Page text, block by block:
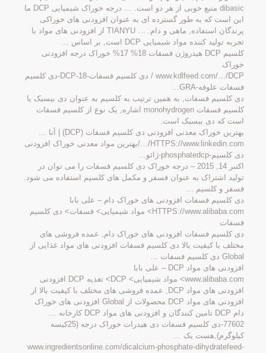
dibasic منبع خوبی از هر دو است. … درجه خوراک شیمیایی DCP ما
این است که به طور گسترده ای به عنوان افزودنی های خوراکی
پرندگان استفاده, ماهی و دام. … TIANYU از افزودنی های مواد با
تجربه تولید کننده مواد شیمیایی DCP است, بر اساس …
کلسیم DCP هیدروژن فسفات 18% 17% خوراک درجه افزودنی
خوراک
www.kdlfeed.com/…/DCP / دی کلسیم فسفات-DCP-18-دی کلسیم
فسفات علوفه-GRA…
دی کلسیم فسفات, به همین ترتیب به کلسیم به عنوان دی بیسیک یا
کلسیم فسفات monohydrogen اشاره, یک نوع از کلسیم فسفات
است که دی بیسیک است.
بهترین خوراک معدنی افزودنی دی کلسیم فسفات (DCP) | آنا …
HTTPS://www.linkedin.com/…/بهترین مواد معدنی خوراک افزودنی
دی کلسیم-phosphatedcp-ژائو…
اکتبر 14, 2015 – درجه خوراک دی کلسیم فسفات را می توان در
تولید اشتراک به عنوان فسفر و مکمل های کلسیم استفاده می شود.
فسفر و کلسیم …
دی کلسیم فسفات افزودنی های خوراک دام – علی بابا
HTTPS://www.alibaba.com> مواد شیمیایی> فسفات> دی کلسیم
فسفات
دی کلسیم فسفات افزودنی های خوراک دام, عمده فروشی های
مختلف با کیفیت بالا دی کلسیم فسفات افزودنی های مواد غذایی از
Global دی کلسیم فسفات …
افزودنی های مواد DCP – علی بابا
www.alibaba.com> مواد شیمیایی> DCP> تغذیه DCP افزودنی
افزودنی های مواد DCP, عمده فروشی های مختلف با کیفیت بالا از
افزودنی های مواد DCP محصولات از Global افزودنی های خوراک
دام DCP تامین کنندگان و افزودنی های مواد DCP کارخانه …
77602-دی کلسیم فسفات دی هیدرات خوراک درجه (25کیسه
کیلوگرم),هست یک …
www.ingredientsonline.com/dicalcium-phosphate-dihydratefeed-